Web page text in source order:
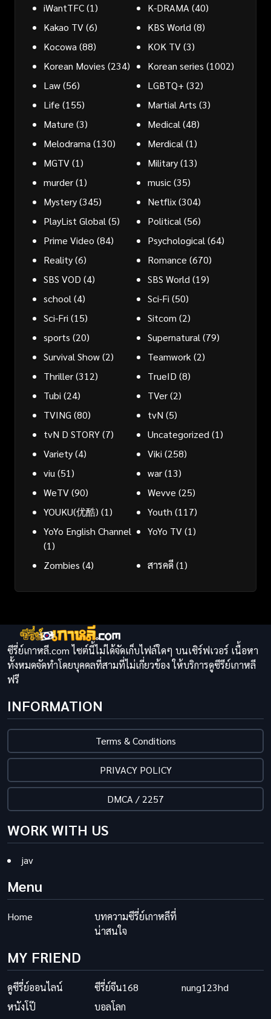
iWantTFC(1) K-DRAMA (40)
Kakao TV(6) KBS World (8)
Kocowa (88) KOK TV(3)
Korean Movies (234) Korean series (1002)
Law(56) LGBTQ+ (32)
Life (155) Martial Arts (3)
Mature (3) Medical (48)
Melodrama (130) Merdical (1)
MGTV(1) Military(13)
murder(1) music(35)
Mystery(345) Netflix(304)
PlayList Global (5) Political (56)
Prime Video (84) Psychological (64)
Reality(6) Romance (670)
SBS VOD (4) SBS World (19)
school (4) Sci-Fi (50)
Sci-Fri (15) Sitcom (2)
sports (20) Supernatural (79)
Survival Show(2) Teamwork (2)
Thriller(312) TrueID (8)
Tubi (24) TVer(2)
TVING (80) tvN (5)
tvN D STORY(7) Uncategorized (1)
Variety(4) Viki (258)
viu (51) war(13)
WeTV(90) Wevve (25)
YOUKU(优酷) (1) Youth (117)
YoYo English Channel
(1)
YoYo TV(1)
Zombies (4) สารคดี(1)
ซีรี่ย์เกาหลี.com ไซต์นี้ไม่ได้จัดเก็บไฟล์ใดๆ บนเซิร์ฟเวอร์ เนื้อหา
ทั้งหมดจัดทำโดยบุคคลที่สามที่ไม่เกี่ยวข้อง ให้บริการดูซีรีย์เกาหลี
ฟรี
INFORMATION
Terms & Conditions
PRIVACY POLICY
DMCA / 2257
WORK WITH US
jav
Menu
Home
บทความซีรี่ย์เกาหลีที่
น่าสนใจ
MY FRIEND
ดูซีรี่ย์ออนไลน์ ซีรี่ย์จีน168
nung123hd
หนังโป๊
บอลโลก